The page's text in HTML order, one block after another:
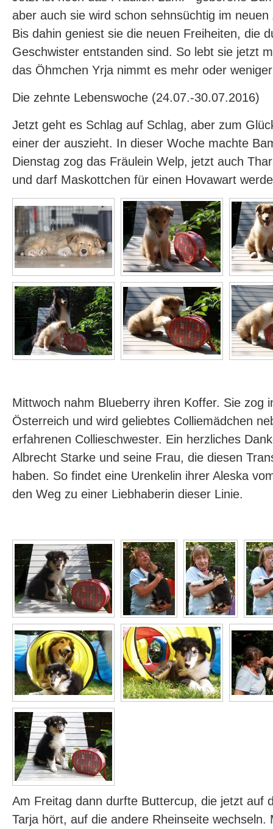
aber auch sie wird schon sehnsüchtig im
Bis dahin geniest sie die neuen Freiheiten, die
Geschwister entstanden sind. So lebt sie jetzt
das Öhmchen Yrja nimmt es mehr oder
Die zehnte Lebenswoche (24.07.-30.07.2016)
Jetzt geht es Schlag auf Schlag, aber zum
einer der auszieht. In dieser Woche machte
Dienstag zog das Fräulein Welp, jetzt auch
und darf Maskottchen für einen Hovawart
Mittwoch nahm Blueberry ihren Koffer. Sie zog
Österreich und wird geliebtes Colliemädchen
erfahrenen Collieschwester. Ein herzliches
Albrecht Starke und seine Frau, die diesen
haben. So findet eine Urenkelin ihrer Aleska
den Weg zu einer Liebhaberin dieser Linie.
Am Freitag dann durfte Buttercup, die jetzt auf
Tarja hört, auf die andere Rheinseite wechseln.